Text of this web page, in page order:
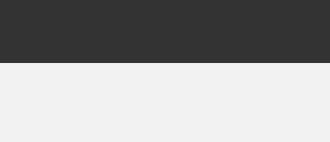
la administración de sus